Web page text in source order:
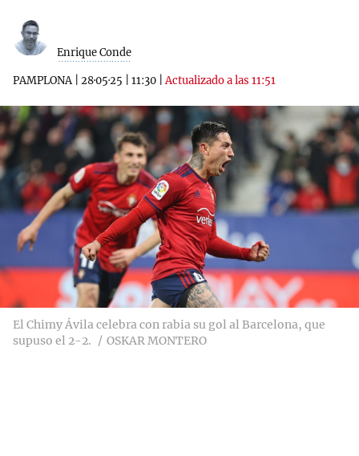
Enrique Conde
PAMPLONA| 28·05·25 11:30 |Actualizado a las 11:51
El Chimy Ávila celebra con rabia su gol al Barcelona, que
supuso el 2-2.
OSKAR MONTERO